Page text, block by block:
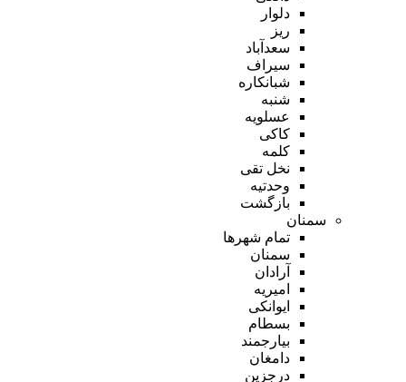
دلوار
ریز
سعدآباد
سیراف
شبانکاره
شنبه
عسلویه
کاکی
کلمه
نخل تقی
وحدتیه
بازگشت
سمنان
تمام شهر‌ها
سمنان
آرادان
امیریه
ایوانکی
بسطام
بیارجمند
دامغان
درجزین